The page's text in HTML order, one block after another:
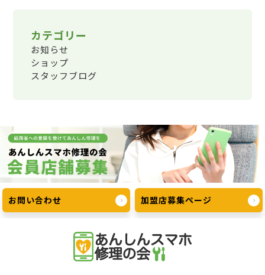
カテゴリー
お知らせ
ショップ
スタッフブログ
お問い合わせ 加盟店募集ページ